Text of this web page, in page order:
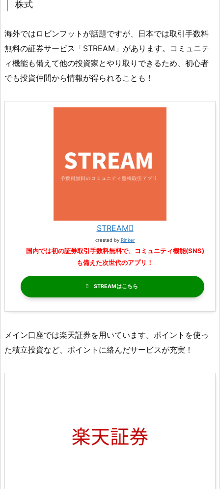
株式
海外ではロビンフットが話題ですが、日本では取引手数料
無料の証券サービス「STREAM」があります。コミュニテ
ィ機能も備えて他の投資家とやり取りできるため、初心者
でも投資仲間から情報が得られることも！
STREAM
created by Rinker
国内では初の証券取引手数料無料で、コミュニティ機能(SNS)
も備えた次世代のアプリ！
STREAM
メイン口座では楽天証券を用いています。ポイントを使っ
た積立投資など、ポイントに絡んだサービスが充実！